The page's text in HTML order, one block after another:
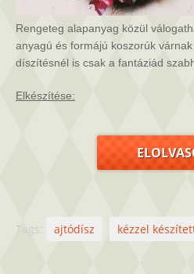
Rengeteg alapanyag közül
anyagú és formájú koszorúk várnak
díszítésnél is csak a fantáziád
Elkészítése:
Tags: ajtódísz kézzel